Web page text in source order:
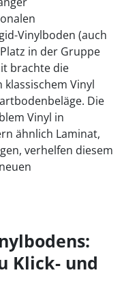
Vinylboden (auch
in der Gruppe
brachte die
Vinyl
Die
Vinyl in
ähnlich Laminat,
verhelfen diesem
Klick- und